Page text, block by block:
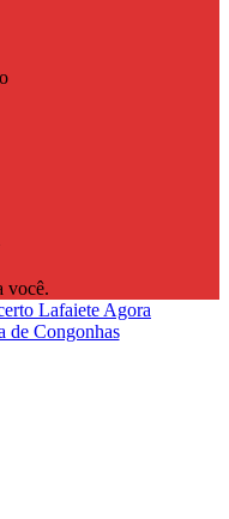
você.
Lafaiete Agora